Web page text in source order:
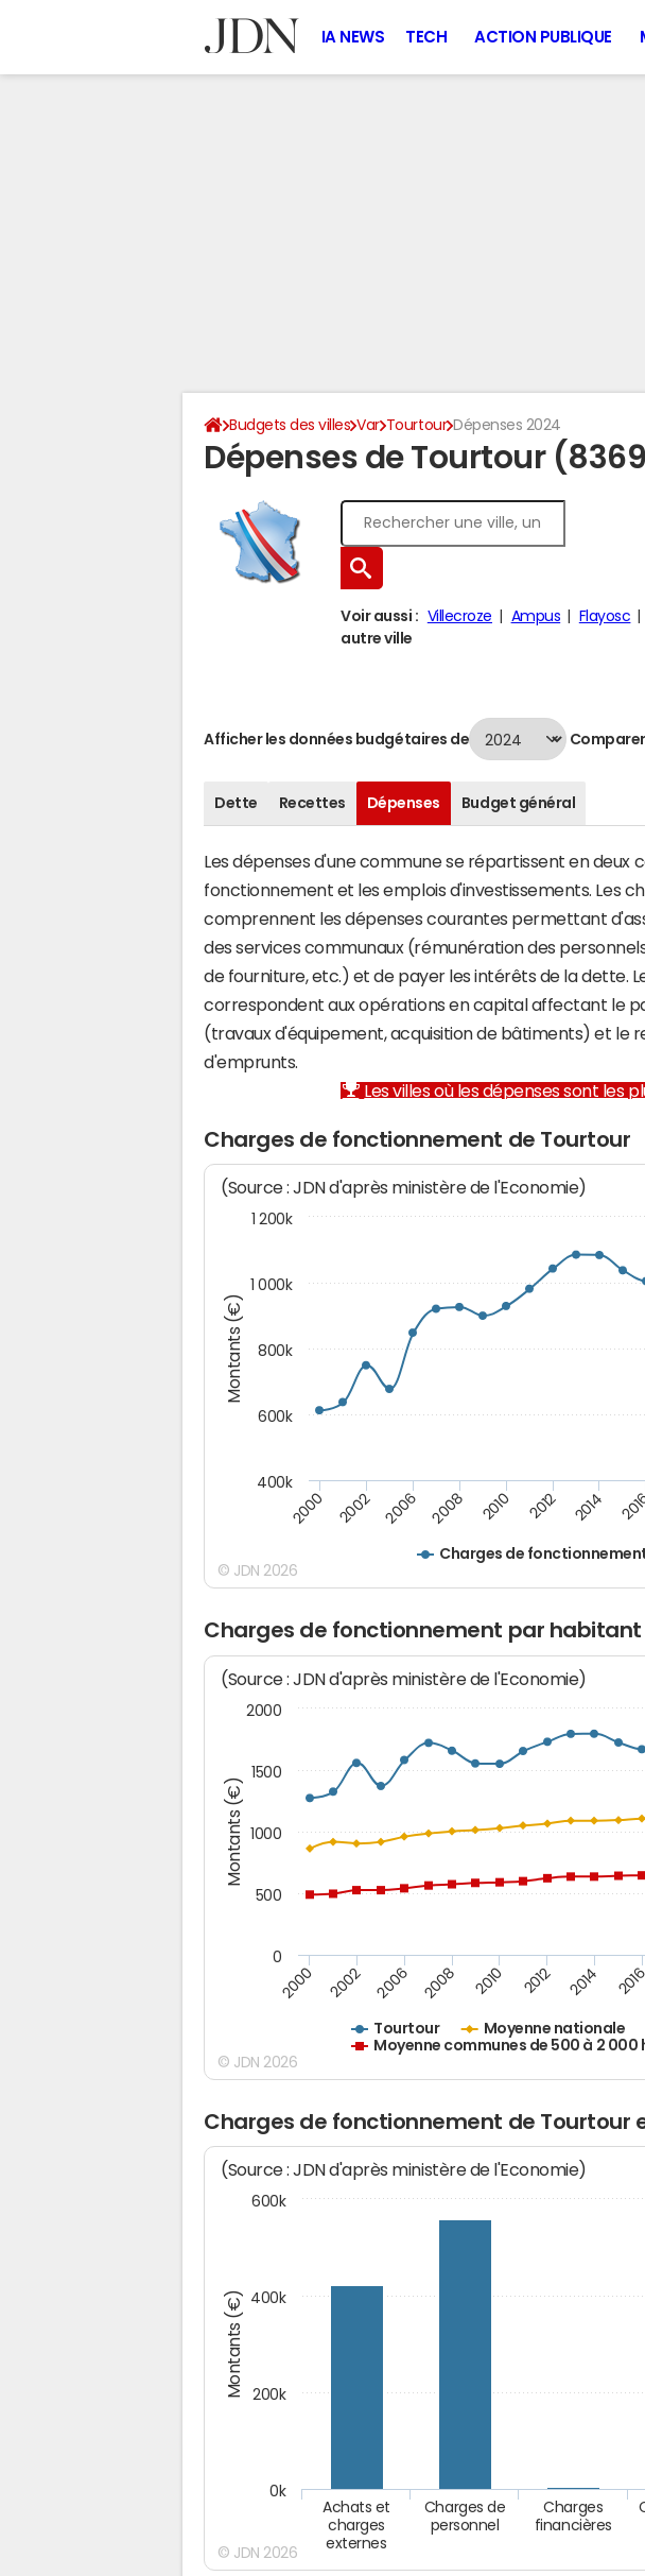
IA NEWS TECH ACTION PUBLIQUE
Budgets des villes Var Tourtour Dépenses 2024
Dépenses de Tourtour
Voir aussi : Villecroze Ampus Flayosc
autre ville
Afficher les données budgétaires de
Dette Recettes Dépenses Budget général
Les dépenses d'une commune se répartissent en deux
fonctionnement et les emplois d'investissements. Les
comprennent les dépenses courantes permettant
des services communaux (rémunération des
de fourniture, etc.) et de payer les intérêts de la dette.
correspondent aux opérations en capital affectant le
(travaux d'équipement, acquisition de bâtiments) et le
d'emprunts.
Les villes où les dépenses sont les
Charges de fonctionnement de Tourtour
Montants (€)
(Source : JDN d'après ministère de l'Economie)
Charges de
2000 2002 2006 2008 2010 2012 2014
600k
800k
1 000k
1 200k
400k
© JDN 2026
Charges de fonctionnement par habitant
Montants (€)
(Source : JDN d'après ministère de l'Economie)
Tourtour
Moyenne nationale
Moyenne communes de 500 à 2
2000 2002 2006 2008 2010 2012 2014 2016
0
500
1000
1500
2000
© JDN 2026
Charges de fonctionnement de Tourtour
Montants (€)
(Source : JDN d'après ministère de l'Economie)
Achats et
charges
externes
Charges de
personnel
Charges
financières
0k
200k
400k
600k
© JDN 2026